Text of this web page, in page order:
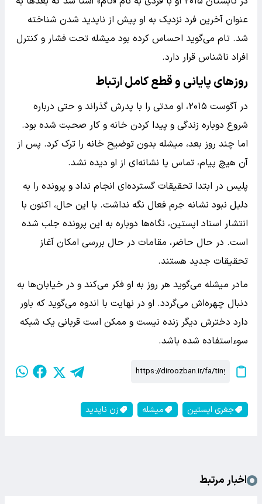
عنوان آخرین فرد نزدیک به او پیش از ناپدید شدن شناخته
شد. تام می‌گوید احساس کرده بود میشله تحت فشار و کنترل
افراد ناشناس قرار دارد.
روزهای پایانی و قطع کامل ارتباط
در آگوست ۲۰۱۵، او مدتی را با پدرش گذراند و حتی درباره
شروع دوباره زندگی و پیدا کردن خانه و کار صحبت شده بود.
اما چند روز بعد، میشله بدون توضیح خانه را ترک کرد. پس از
آن هیچ پیام، تماس یا نشانه‌ای از او دیده نشد.
پلیس در ابتدا تحقیقات گسترده‌ای انجام نداد و پرونده را به
دلیل نبود نشانه جرم فعال نگه نداشت. با این حال، اکنون با
انتشار اسناد اپستین، نگاه‌ها دوباره به این پرونده جلب شده
است. در حال حاضر، مقامات در حال بررسی امکان آغاز
تحقیقات جدید هستند.
مادر میشله می‌گوید هر روز به او فکر می‌کند و در خیابان‌ها به
دنبال چهره‌اش می‌گردد. او در نهایت با اندوه می‌گوید که باور
دارد دخترش دیگر زنده نیست و ممکن است قربانی یک شبکه
سوءاستفاده شده باشد.
جغری اپستین میشله زن ناپدید
اخبار مرتبط